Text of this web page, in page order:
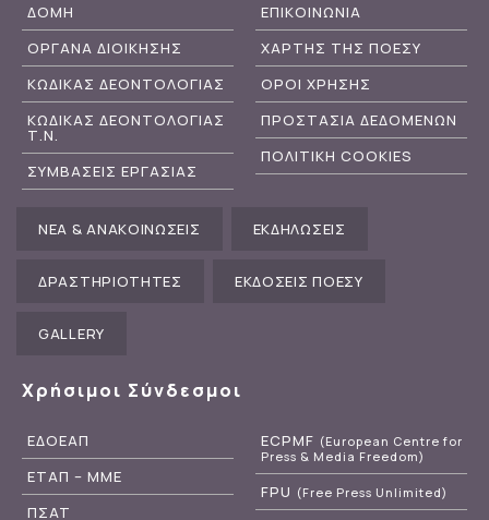
ΔΟΜΗ
ΟΡΓΑΝΑ ΔΙΟΙΚΗΣΗΣ
ΚΩΔΙΚΑΣ ΔΕΟΝΤΟΛΟΓΙΑΣ
ΚΩΔΙΚΑΣ ΔΕΟΝΤΟΛΟΓΙΑΣ
Τ.Ν.
ΣΥΜΒΑΣΕΙΣ ΕΡΓΑΣΙΑΣ
ΕΠΙΚΟΙΝΩΝΙΑ
ΧΑΡΤΗΣ ΤΗΣ ΠΟΕΣΥ
ΟΡΟΙ ΧΡΗΣΗΣ
ΠΡΟΣΤΑΣΙΑ ΔΕΔΟΜΕΝΩΝ
ΠΟΛΙΤΙΚΗ COOKIES
ΝΕΑ & ΑΝΑΚΟΙΝΩΣΕΙΣ ΕΚΔΗΛΩΣΕΙΣ
ΔΡΑΣΤΗΡΙΟΤΗΤΕΣ ΕΚΔΟΣΕΙΣ ΠΟΕΣΥ
GALLERY
Χρήσιμοι Σύνδεσμοι
ΕΔΟΕΑΠ
ΕΤΑΠ – ΜΜΕ
ΠΣΑΤ
ECPMF (European Centre for
Press & Media Freedom)
FPU (Free Press Unlimited)